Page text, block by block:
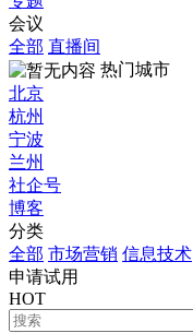
会议
全部 直播间
热门城市
北京
杭州
宁波
兰州
社企号
博客
分类
全部 市场营销 信息技术
申请试用
HOT